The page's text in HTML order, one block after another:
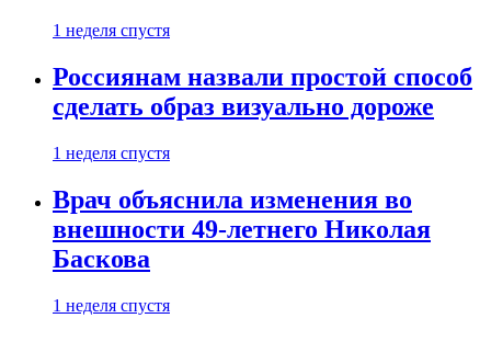
1 неделя спустя
Россиянам назвали простой способ
сделать образ визуально дороже
1 неделя спустя
Врач объяснила изменения во
внешности 49-летнего Николая
Баскова
1 неделя спустя